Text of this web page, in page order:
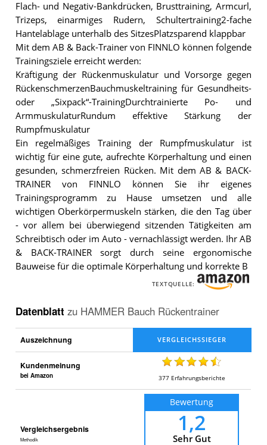
Flach- und Negativ-Bankdrücken, Brusttraining, Armcurl,
Trizeps, einarmiges Rudern, Schultertraining2-fache
Hantelablage unterhalb des SitzesPlatzsparend klappbar
Mit dem AB & Back-Trainer von FINNLO können folgende
Trainingsziele erreicht werden:
Kräftigung der Rückenmuskulatur und Vorsorge gegen
RückenschmerzenBauchmuskeltraining für Gesundheits-
oder „Sixpack“-TrainingDurchtrainierte Po- und
ArmmuskulaturRundum effektive Stärkung der
Rumpfmuskulatur
Ein regelmäßiges Training der Rumpfmuskulatur ist
wichtig für eine gute, aufrechte Körperhaltung und einen
gesunden, schmerzfreien Rücken. Mit dem AB & BACK-
TRAINER von FINNLO können Sie ihr eigenes
Trainingsprogramm zu Hause umsetzen und alle
wichtigen Oberkörpermuskeln stärken, die den Tag über
- vor allem bei überwiegend sitzenden Tätigkeiten am
Schreibtisch oder im Auto - vernachlässigt werden. Ihr AB
& BACK-TRAINER sorgt durch seine ergonomische
Bauweise für die optimale Körperhaltung und korrekte B
TEXTQUELLE:
Datenblatt zu HAMMER Bauch Rückentrainer
Auszeichnung
Kundenmeinung
bei Amazon 377 Erfahrungsberichte
Vergleichsergebnis
Methodik
Bewertung
1,2
Sehr Gut